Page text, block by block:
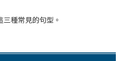
種常見的句型。